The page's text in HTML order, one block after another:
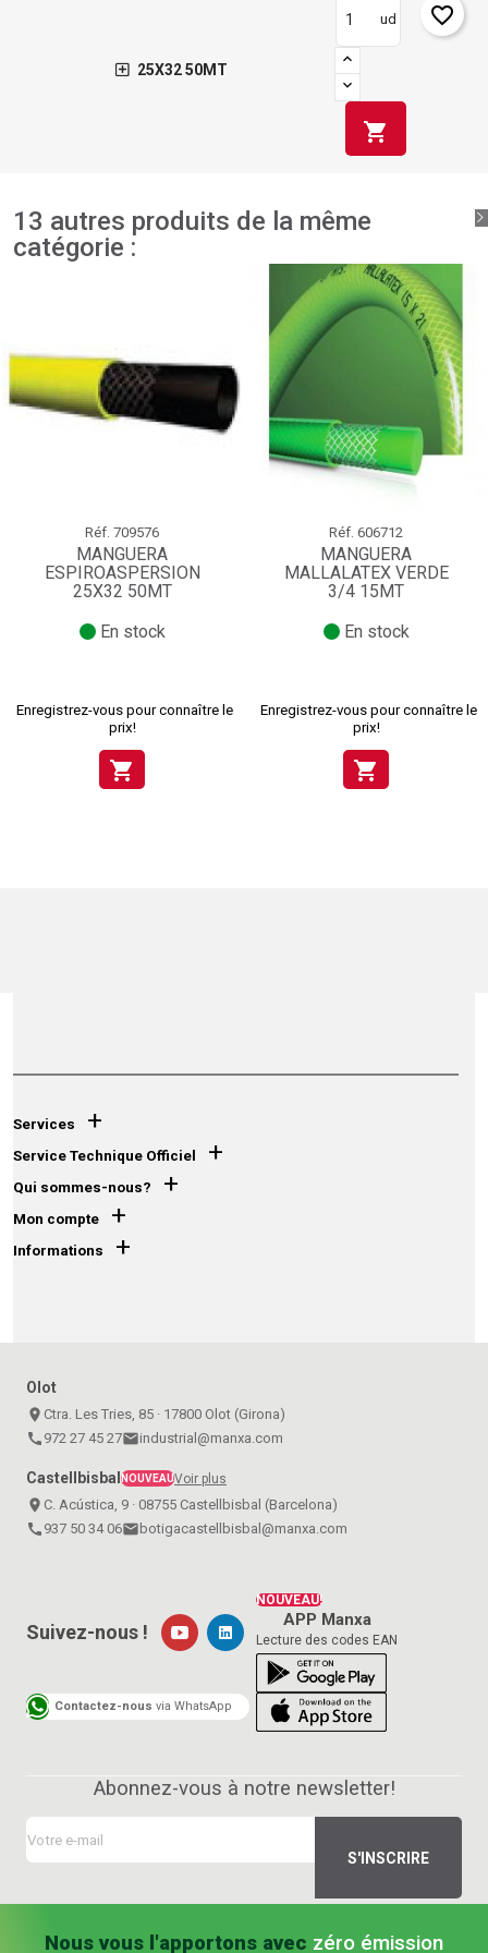
25X32 50MT
ud
shopping_cart
favorite_border
13 autres produits de la même
catégorie :
Réf. 709576
MANGUERA
ESPIROASPERSION
25X32 50MT
En stock
Enregistrez-vous pour connaître le
prix!
shopping_cart
Réf. 606712
MANGUERA
MALLALATEX VERDE
3/4 15MT
En stock
Enregistrez-vous pour connaître le
prix!
shopping_cart
Services +
Service Technique Officiel +
Qui sommes-nous? +
Mon compte +
Informations +
Olot
place Ctra. Les Tries, 85 · 17800 Olot (Girona)
call 972 27 45 27emailindustrial@manxa.com
Castellbisbal NOUVEAUVoir plus
place C. Acústica, 9 · 08755 Castellbisbal (Barcelona)
call 937 50 34 06email botigacastellbisbal@manxa.com
NOUVEAU!
APP Manxa
Lecture des codes EAN
Suivez-nous !
Contactez-nous via WhatsApp
Abonnez-vous à notre newsletter!
Nous vous l'apportons avec zéro émission